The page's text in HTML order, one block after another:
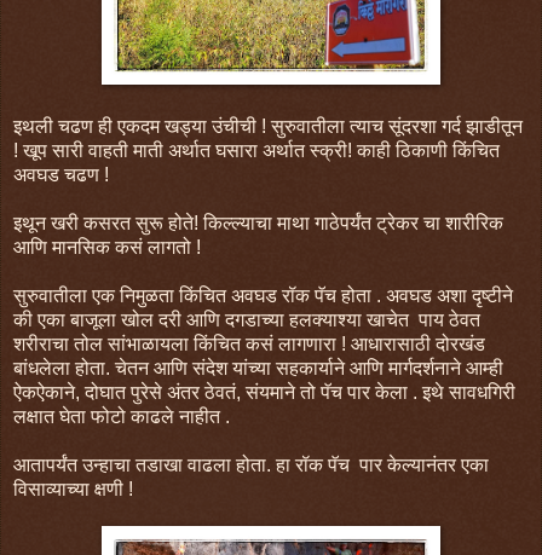
इथली चढण ही एकदम खड्या उंचीची ! सुरुवातीला त्याच सूंदरशा गर्द झाडीतून
! खूप सारी वाहती माती अर्थात घसारा अर्थात स्क्री! काही ठिकाणी किंचित
अवघड चढण !
इथून खरी कसरत सुरू होते! किल्ल्याचा माथा गाठेपर्यंत ट्रेकर चा शारीरिक
आणि मानसिक कसं लागतो !
सुरुवातीला एक निमुळता किंचित अवघड रॉक पॅच होता . अवघड अशा दृष्टीने
की एका बाजूला खोल दरी आणि दगडाच्या हलक्याश्या खाचेत पाय ठेवत
शरीराचा तोल सांभाळायला किंचित कसं लागणारा ! आधारासाठी दोरखंड
बांधलेला होता. चेतन आणि संदेश यांच्या सहकार्याने आणि मार्गदर्शनाने आम्ही
ऐकऐकाने, दोघात पुरेसे अंतर ठेवतं, संयमाने तो पॅच पार केला . इथे सावधगिरी
लक्षात घेता फोटो काढले नाहीत .
आतापर्यंत उन्हाचा तडाखा वाढला होता. हा रॉक पॅच पार केल्यानंतर एका
विसाव्याच्या क्षणी !